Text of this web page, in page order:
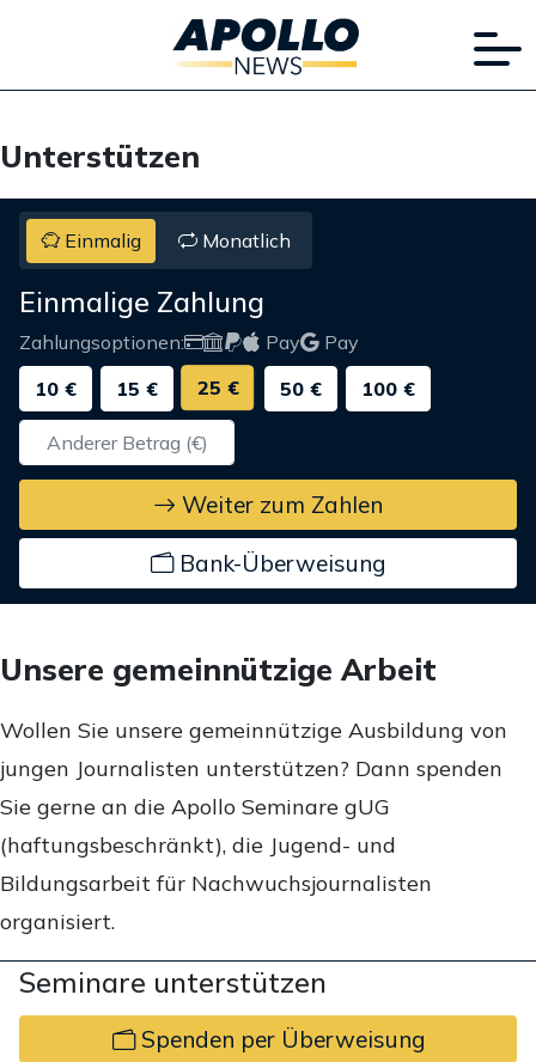
Unterstützen
Einmalig Monatlich
Einmalige Zahlung
Zahlungsoptionen: Pay
Pay
10 €
15 € 25 € 50 € 100 €
Weiter zum Zahlen
Bank-Überweisung
Unsere gemeinnützige Arbeit
Wollen Sie unsere gemeinnützige Ausbildung von
jungen Journalisten unterstützen? Dann spenden
Sie gerne an die Apollo Seminare gUG
(haftungsbeschränkt), die Jugend- und
Bildungsarbeit für Nachwuchsjournalisten
organisiert.
Seminare unterstützen
Spenden per Überweisung